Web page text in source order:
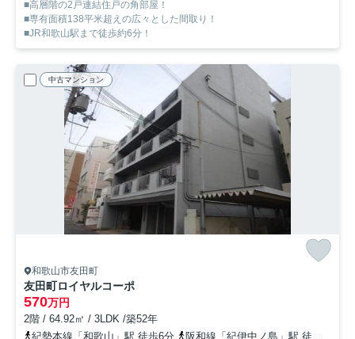
■高層階の2戸連結住戸の角部屋！
■専有面積138平米超えの広々とした間取り！
■JR和歌山駅まで徒歩約6分！
中古マンション
和歌山市友田町
友田町ロイヤルコーポ
570万円
2階 / 64.92㎡ / 3LDK /築52年
紀勢本線「和歌山」駅 徒歩6分
阪和線「紀伊中ノ島」駅 徒歩15分